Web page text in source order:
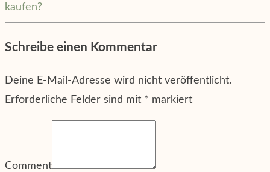
kaufen?
Schreibe einen Kommentar
Deine E-Mail-Adresse wird nicht veröffentlicht.
Erforderliche Felder sind mit * markiert
Comment